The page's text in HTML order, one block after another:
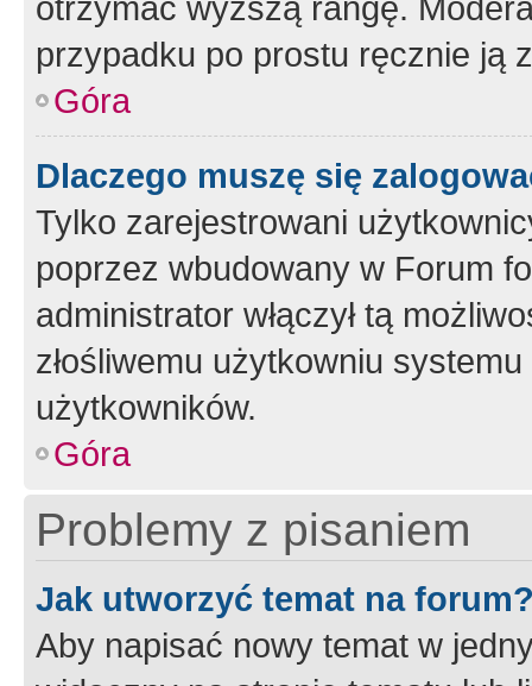
przypadku po prostu ręcznie ją
Góra
Dlaczego muszę się
Tylko zarejestrowani
poprzez wbudowany w Forum
administrator włączył tą
złośliwemu użytkowniu
użytkowników.
Góra
Problemy z pisaniem
Jak utworzyć temat na
Aby napisać nowy temat w